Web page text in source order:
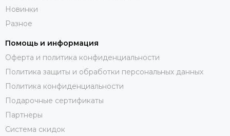
Новинки
Разное
Помощь и информация
Оферта и политика конфиденциальности
Политика защиты и обработки персональных данных
Политика конфиденциальности
Подарочные сертификаты
Партнеры
Система скидок